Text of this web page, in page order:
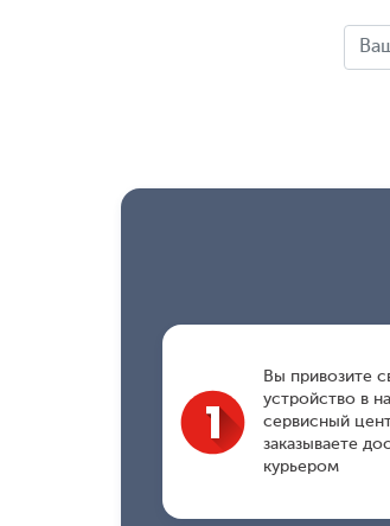
Вы привозите
устройство в
сервисный
заказываете
курьером